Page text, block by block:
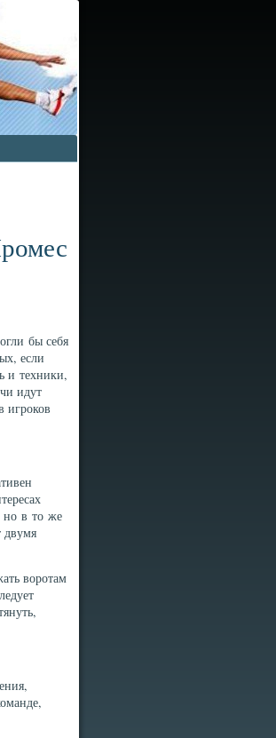
бы себя
если
и техники,
идут
игроков
но в то же
двумя
воротам